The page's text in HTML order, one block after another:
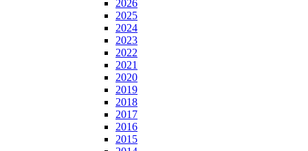
2026
2025
2024
2023
2022
2021
2020
2019
2018
2017
2016
2015